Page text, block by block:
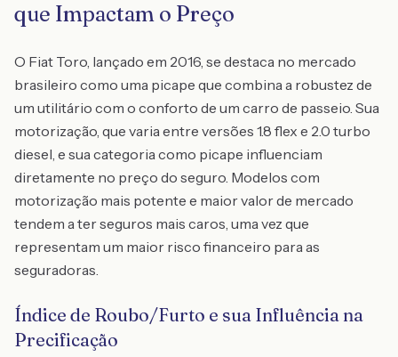
que Impactam o Preço
O Fiat Toro, lançado em 2016, se destaca no mercado
brasileiro como uma picape que combina a robustez de
um utilitário com o conforto de um carro de passeio. Sua
motorização, que varia entre versões 1.8 flex e 2.0 turbo
diesel, e sua categoria como picape influenciam
diretamente no preço do seguro. Modelos com
motorização mais potente e maior valor de mercado
tendem a ter seguros mais caros, uma vez que
representam um maior risco financeiro para as
seguradoras.
Índice de Roubo/Furto e sua Influência na
Precificação